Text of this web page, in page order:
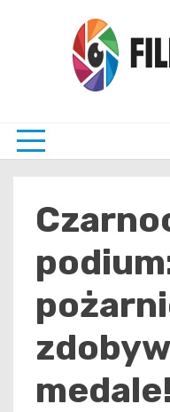
medale!